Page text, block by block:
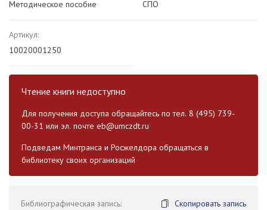
Методическое пособие
СПО
Артикул:
10020001250
Чтение книги недоступно
Для получения доступа обращайтесь по тел. 8 (495) 739-
00-31 или эл. почте eb@umczdt.ru
Подведам Минтранса и Росжелдора обращаться в
библиотеку своих организаций
Библиографическая запись:
Скопировать запись